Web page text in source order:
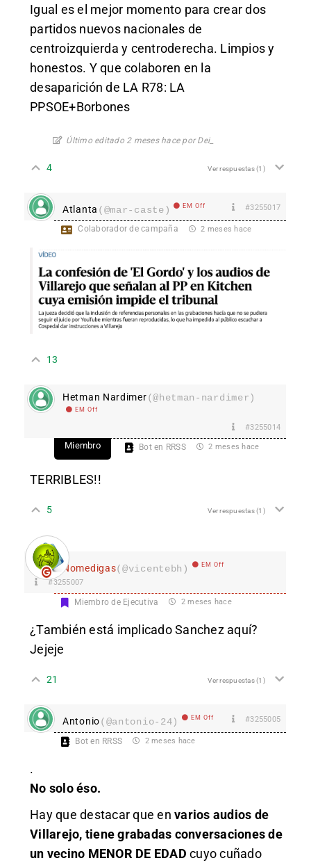
Igual es el mejor momento para crear dos
partidos nuevos nacionales de
centroizquierda y centroderecha. Limpios y
honestos. Y que colaboren en la
desaparición de LA R78: LA
PPSOE+Borbones
Último editado 2 meses hace por Dei_
4 Ver respuestas(1)
Atlanta (@mar-caste) EM Off #3255017
Colaborador de campaña 2 meses hace
13
Hetman Nardimer(@hetman-nardimer)
EM Off
#3255014
Miembro Bot en RRSS 2 meses hace
TERRIBLES!!
5 Ver respuestas(1)
Nomedigas(@vicentebh) EM Off
#3255007
Miembro de Ejecutiva 2 meses hace
¿También está implicado Sanchez aquí?
Jejeje
21 Ver respuestas(1)
Antonio(@antonio-24) EM Off #3255005
Bot en RRSS 2 meses hace
.
No solo éso.
Hay que destacar que en varios audios de
Villarejo, tiene grabadas conversaciones de
un vecino MENOR DE EDAD cuyo cuñado